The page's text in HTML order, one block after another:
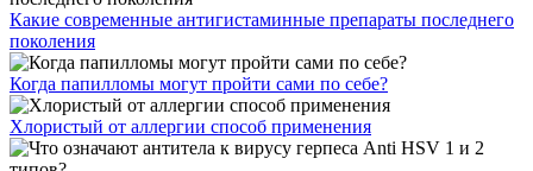
Какие современные антигистаминные препараты последнего
поколения
Когда папилломы могут пройти сами по себе?
Хлористый от аллергии способ применения